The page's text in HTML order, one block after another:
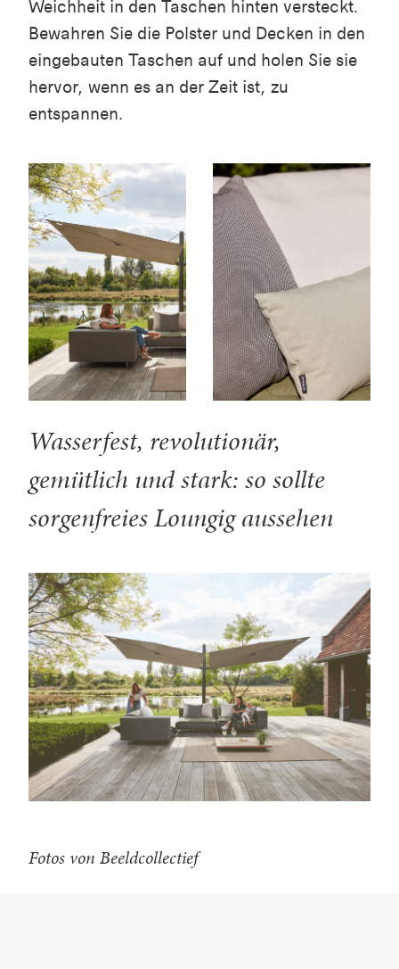
Weichheit in den Taschen hinten versteckt.
Bewahren Sie die Polster und Decken in den
eingebauten Taschen auf und holen Sie sie
hervor, wenn es an der Zeit ist, zu
entspannen.
Wasserfest, revolutionär,
gemütlich und stark: so sollte
sorgenfreies Loungig aussehen
Fotos von Beeldcollectief